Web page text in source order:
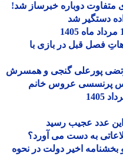
دوباره خبرساز شد!
شد
فصل قبل در بازی با
پورعلی گنجی و همسرش
پرنسسی عروس خانم
عدد عجیب رسید
به دست می آورد؟
اخیر دولت در نحوه